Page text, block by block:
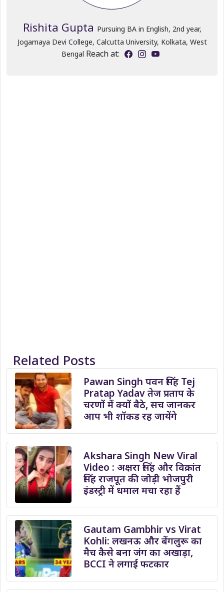
Rishita Gupta Pursuing BA in English, 2nd year,
Jogamaya Devi College, Calcutta University, Kolkata, West
Bengal Reach at:
Related Posts
Pawan Singh पवन सिंह Tej
Pratap Yadav तेज प्रताप के
चरणों में क्यों बैठे, सच जानकर
आप भी शॉकड रह जायेंगे
Akshara Singh New Viral
Video : अक्षरा सिंह और विक्रांत
सिंह राजपूत की जोड़ी भोजपुरी
इंडस्ट्री में धमाल मचा रहा हैं
Gautam Gambhir vs Virat
Kohli: लखनऊ और बेंगलुरू का
मैच कैसे बना जंग का अखाड़ा,
BCCI ने लगाई फटकार